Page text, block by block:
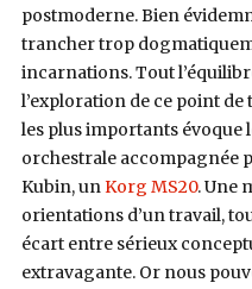
postmoderne. Bien
trancher trop
incarnations. Tout
l’exploration de ce point de
les plus importants évoque
orchestrale accompagnée
Kubin, unKorg MS20. Une
orientations d’un travail,
écart entre sérieux
extravagante. Or nous